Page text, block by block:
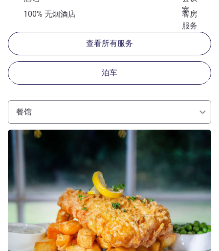
室
100% 无烟酒店
客房
服务
查看所有服务
泊车
餐馆
请参阅详情